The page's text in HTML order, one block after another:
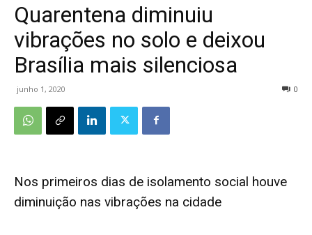
Quarentena diminuiu
vibrações no solo e deixou
Brasília mais silenciosa
junho 1, 2020 0
Nos primeiros dias de isolamento social houve
diminuição nas vibrações na cidade